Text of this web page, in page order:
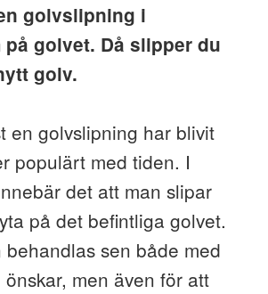
golvslipning i
golvet. Då slipper du
golv.
en golvslipning har blivit
populärt med tiden. I
det att man slipar
på det befintliga golvet.
behandlas sen både med
men även för att